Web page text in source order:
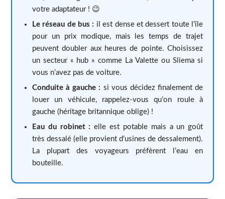
votre adaptateur ! 😉
Le réseau de bus : il est dense et dessert toute l’île
pour un prix modique, mais les temps de trajet
peuvent doubler aux heures de pointe. Choisissez
un secteur « hub » comme La Valette ou Sliema si
vous n’avez pas de voiture.
Conduite à gauche : si vous décidez finalement de
louer un véhicule, rappelez-vous qu’on roule à
gauche (héritage britannique oblige) !
Eau du robinet : elle est potable mais a un goût
très dessalé (elle provient d’usines de dessalement).
La plupart des voyageurs préfèrent l’eau en
bouteille.